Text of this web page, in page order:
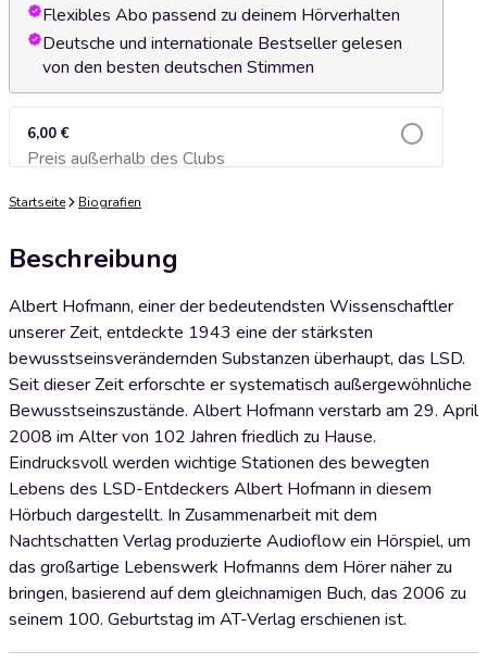
Flexibles Abo passend zu deinem Hörverhalten
Deutsche und internationale Bestseller gelesen
von den besten deutschen Stimmen
6,00 €
Preis außerhalb des ClubsZum Warenkorb hinzufügen
Startseite Biografien
Beschreibung
Albert Hofmann, einer der bedeutendsten Wissenschaftler
unserer Zeit, entdeckte 1943 eine der stärksten
bewusstseinsverändernden Substanzen überhaupt, das LSD.
Seit dieser Zeit erforschte er systematisch außergewöhnliche
Bewusstseinszustände. Albert Hofmann verstarb am 29. April
2008 im Alter von 102 Jahren friedlich zu Hause.
Eindrucksvoll werden wichtige Stationen des bewegten
Lebens des LSD-Entdeckers Albert Hofmann in diesem
Hörbuch dargestellt. In Zusammenarbeit mit dem
Nachtschatten Verlag produzierte Audioflow ein Hörspiel, um
das großartige Lebenswerk Hofmanns dem Hörer näher zu
bringen, basierend auf dem gleichnamigen Buch, das 2006 zu
seinem 100. Geburtstag im AT-Verlag erschienen ist.